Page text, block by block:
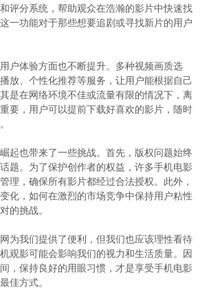
评分系统，帮助观众在浩瀚的影片中快速找
一功能对于那些想要追剧或寻找新片的用户
户体验方面也不断提升。多种视频画质选
放、个性化推荐等服务，让用户能根据自己
是在网络环境不佳或流量有限的情况下，离
要，用户可以提前下载好喜欢的影片，随时
起也带来了一些挑战。首先，版权问题始终
题。为了保护创作者的权益，许多手机电影
理，确保所有影片都经过合法授权。此外，
化，如何在激烈的市场竞争中保持用户粘性
的挑战。
为我们提供了便利，但我们也应该理性看待
观影可能会影响我们的视力和生活质量。因
，保持良好的用眼习惯，才是享受手机电影
佳方式。